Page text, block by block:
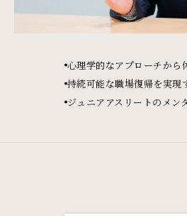
心理学的なアプローチから
持続可能な職場復帰を実現
ジュニアアスリートのメン